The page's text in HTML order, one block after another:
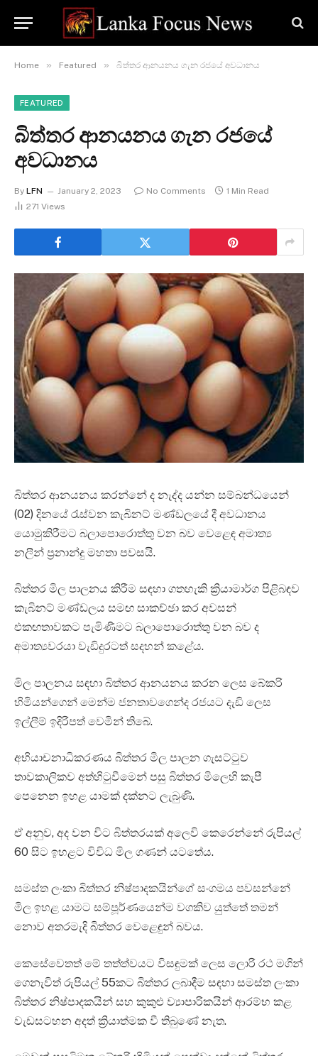
Home » Featured » බිත්තර ආනයනය ගැන රජයේ අවධානය
FEATURED
බිත්තර ආනයනය ගැන රජයේ
අවධානය
By LFN January 2, 2023 No Comments
1 Min Read
271 Views
බිත්තර ආනයනය කරන්නේ ද නැද්ද යන්න සම්බන්ධයෙන්
(02) දිනයේ රැස්වන කැබිනට් මණ්ඩලයේ දී අවධානය
යොමුකිරීමට බලාපොරොත්තු වන බව වෙළෙඳ අමාත්‍ය
නලීන් ප්‍රනාන්දු මහතා පවසයි.
බිත්තර මිල පාලනය කිරීම සඳහා ගතහැකි ක්‍රියාමාර්ග පිළිබඳව
කැබිනට් මණ්ඩලය සමඟ සාකච්ඡා කර අවසන්
එකඟතාවකට පැමිණීමට බලාපොරොත්තු වන බව ද
අමාත්‍යවරයා වැඩිදුරටත් සදහන් කළේය.
මිල පාලනය සඳහා බිත්තර ආනයනය කරන ලෙස බේකරි
හිමියන්ගෙන් මෙන්ම ජනතාවගෙන්ද රජයට දැඩි ලෙස
ඉල්ලීම් ඉදිරිපත් වෙමින් තිබේ.
අභියාචනාධිකරණය බිත්තර මිල පාලන ගැසට්ටුව
තාවකාලිකව අත්හිටුවීමෙන් පසු බිත්තර මිලෙහි කැපී
පෙනෙන ඉහළ යාමක් දක්නට ලැබුණි.
ඒ අනුව, අද වන විට බිත්තරයක් අලෙවි කෙරෙන්නේ රුපියල්
60 සිට ඉහළට විවිධ මිල ගණන් යටතේය.
සමස්ත ලංකා බිත්තර නිෂ්පාදකයින්ගේ සංගමය පවසන්නේ
මිල ඉහළ යාමට සම්පූර්ණයෙන්ම වගකිව යුත්තේ තමන්
නොව අතරමැදි බිත්තර වෙළෙඳුන් බවය.
කෙසේවෙතත් මේ තත්ත්වයට විසඳුමක් ලෙස ලොරි රථ මගින්
ගෙනැවිත් රුපියල් 55කට බිත්තර ලබාදීම සඳහා සමස්ත ලංකා
බිත්තර නිෂ්පාදකයින් සහ කුකුළු ව්‍යාපාරිකයින් ආරම්භ කළ
වැඩසටහන අදත් ක්‍රියාත්මක වී තිබුණේ නැත.